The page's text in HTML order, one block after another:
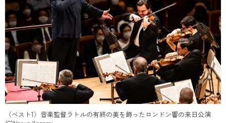
〈ベスト1〉音楽監督ラトルの有終の美を飾ったロンドン響の来日公演